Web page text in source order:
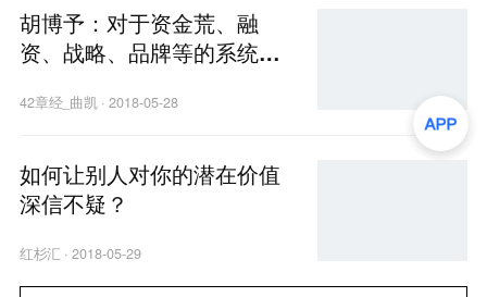
胡博予：对于资金荒、融
资、战略、品牌等的系统性
42章经_曲凯 · 2018-05-28
如何让别人对你的潜在价值
深信不疑？
红杉汇 ·2018-05-29